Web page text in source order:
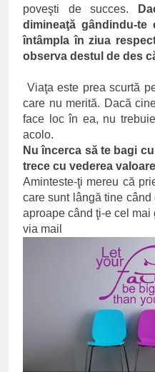
poveşti de succes.
dimineaţă gândindu-
întâmpla în ziua
observa destul de des
Viaţa este prea scurtă
care nu merită. Dacă
face loc în ea, nu
acolo.
Nu încerca să te bagi
trece cu vederea
Aminteste-ţi mereu că
care sunt lângă tine
aproape când ţi-e cel mai
via mail